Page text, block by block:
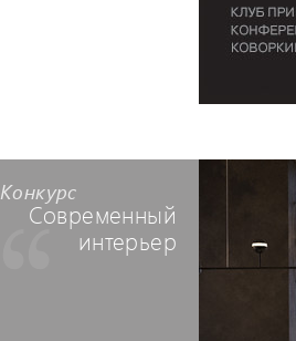
Конкурс
Современный
интерьер